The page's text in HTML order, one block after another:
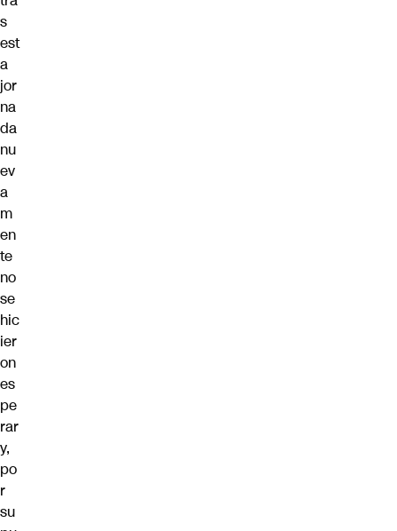
s
est
a
jor
na
da
nu
ev
a
m
en
te
no
se
hic
ier
on
es
pe
rar
y,
po
r
su